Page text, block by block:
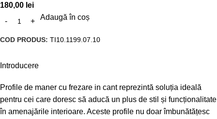
180,00 lei
Adaugă în coș
COD PRODUS: TI10.1199.07.10
Introducere
Profile de maner cu frezare in cant reprezintă soluția ideală
pentru cei care doresc să aducă un plus de stil și funcționalitate
în amenajările interioare. Aceste profile nu doar îmbunătățesc